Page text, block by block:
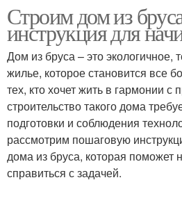
деревянным домом
Фундамент под
срубовой дом
Фундамент под сруб
Строим дом из
инструкция для
Дом из бруса – это экологичное,
жилье, которое становится все
тех, кто хочет жить в гармонии с
строительство такого дома
подготовки и соблюдения
рассмотрим пошаговую
дома из бруса, которая
справиться с задачей.